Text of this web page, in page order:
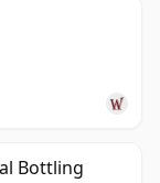
Bottling